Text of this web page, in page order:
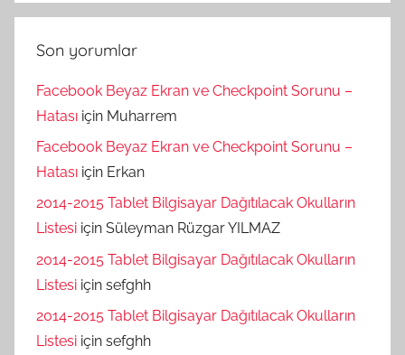
Son yorumlar
Facebook Beyaz Ekran ve Checkpoint Sorunu –
Hatası için Muharrem
Facebook Beyaz Ekran ve Checkpoint Sorunu –
Hatası için Erkan
2014-2015 Tablet Bilgisayar Dağıtılacak Okulların
Listesi için Süleyman Rüzgar YILMAZ
2014-2015 Tablet Bilgisayar Dağıtılacak Okulların
Listesi için sefghh
2014-2015 Tablet Bilgisayar Dağıtılacak Okulların
Listesi için sefghh